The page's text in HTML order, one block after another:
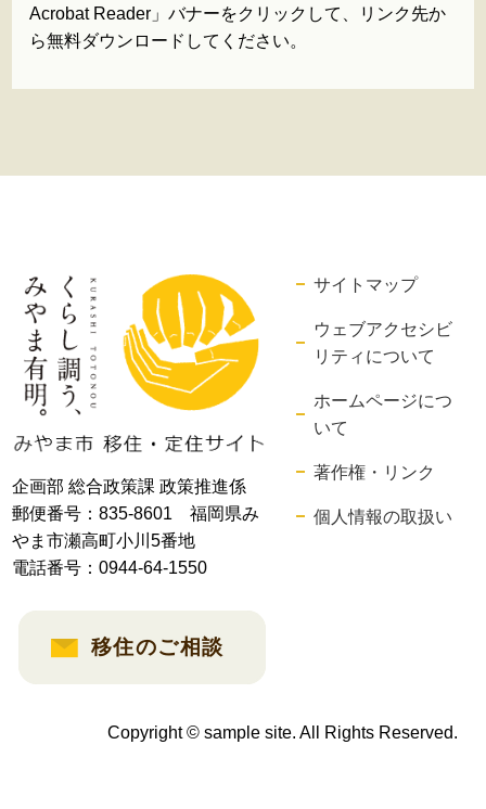
Acrobat Reader」バナーをクリックして、リンク先か
ら無料ダウンロードしてください。
企画部 総合政策課 政策推進係
郵便番号：835-8601 福岡県み
やま市瀬高町小川5番地
電話番号：0944-64-1550
移住のご相談
サイトマップ
ウェブアクセシビ
リティについて
ホームページにつ
いて
著作権・リンク
個人情報の取扱い
Copyright © sample site. All Rights Reserved.